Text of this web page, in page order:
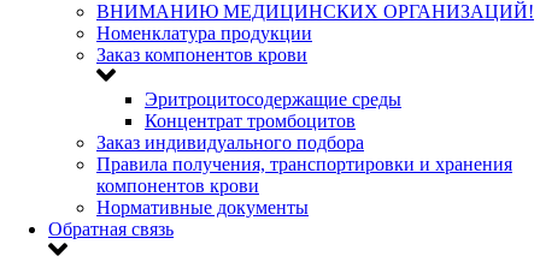
ВНИМАНИЮ МЕДИЦИНСКИХ ОРГАНИЗАЦИЙ!
Номенклатура продукции
Заказ компонентов крови
Эритроцитосодержащие среды
Концентрат тромбоцитов
Заказ индивидуального подбора
Правила получения, транспортировки и хранения
компонентов крови
Нормативные документы
Обратная связь